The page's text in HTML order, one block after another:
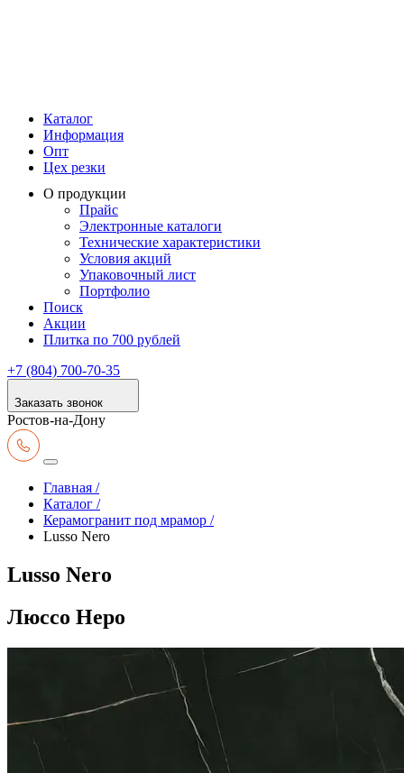
Каталог
Информация
Опт
Цех резки
О продукции
Прайс
Электронные каталоги
Технические характеристики
Условия акций
Упаковочный лист
Портфолио
Поиск
Акции
Плитка по 700 рублей
+7 (804) 700-70-35
Заказать звонок
Ростов-на-Дону
Главная /
Каталог /
Керамогранит под мрамор /
Lusso Nero
Lusso Nero
Люссо Неро